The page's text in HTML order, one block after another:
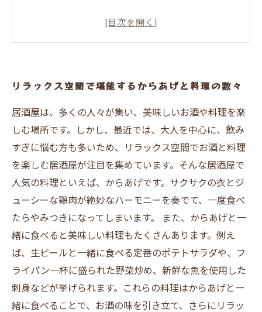
リラックス空間で堪能するからあげと料理の数々
居酒屋は、多くの人々が集い、美味しいお酒や料理を楽
しむ場所です。しかし、最近では、大人を中心に、飲み
すぎに悩む方も多いため、リラックス空間でお酒と料理
を楽しむ居酒屋が注目を集めています。そんな居酒屋で
人気の料理といえば、からあげです。サクサクの衣とジ
ューシーな鶏肉が絶妙なハーモニーを奏でて、一度食べ
たらやみつきになってしまいます。 また、からあげと一
緒に食べると美味しい料理もたくさんあります。例え
ば、生ビールと一緒に食べる定番のポテトサラダや、フ
ライパン一杯に盛られた野菜炒め、新鮮な魚を使用した
刺身などが挙げられます。これらの料理はからあげと一
緒に食べることで、お酒の味を引き立て、さらにリラッ